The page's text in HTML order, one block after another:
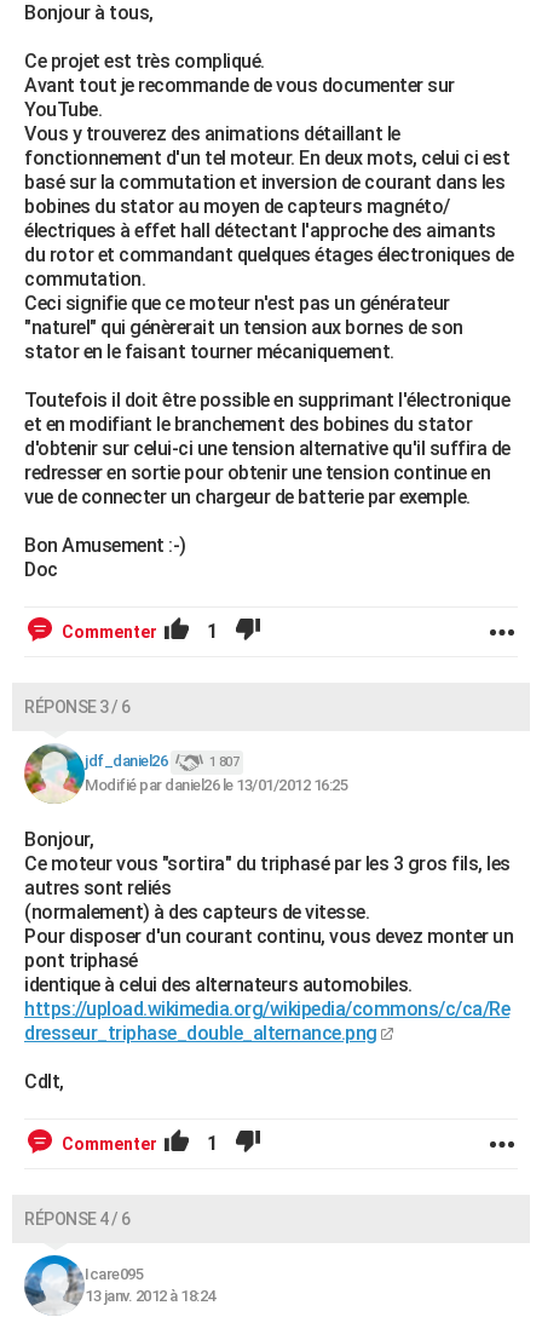
Bonjour à tous,
Ce projet est très compliqué.
Avant tout je recommande de vous documenter sur
YouTube.
Vous y trouverez des animations détaillant le
fonctionnement d'un tel moteur. En deux mots, celui ci est
basé sur la commutation et inversion de courant dans les
bobines du stator au moyen de capteurs magnéto/
électriques à effet hall détectant l'approche des aimants
du rotor et commandant quelques étages électroniques de
commutation.
Ceci signifie que ce moteur n'est pas un générateur
"naturel" qui génèrerait un tension aux bornes de son
stator en le faisant tourner mécaniquement.
Toutefois il doit être possible en supprimant l'électronique
et en modifiant le branchement des bobines du stator
d'obtenir sur celui-ci une tension alternative qu'il suffira de
redresser en sortie pour obtenir une tension continue en
vue de connecter un chargeur de batterie par exemple.
Bon Amusement :-)
Doc
Commenter 1
RÉPONSE 3 / 6
jdf_daniel26 1 807
Modifié par daniel26 le 13/01/2012 16:25
Bonjour,
Ce moteur vous "sortira" du triphasé par les 3 gros fils, les
autres sont reliés
(normalement) à des capteurs de vitesse.
Pour disposer d'un courant continu, vous devez monter un
pont triphasé
identique à celui des alternateurs automobiles.
https://upload.wikimedia.org/wikipedia/commons/c/ca/Re
dresseur_triphase_double_alternance.png
Cdlt,
Commenter 1
RÉPONSE 4 / 6
Icare095
13 janv. 2012 à 18:24